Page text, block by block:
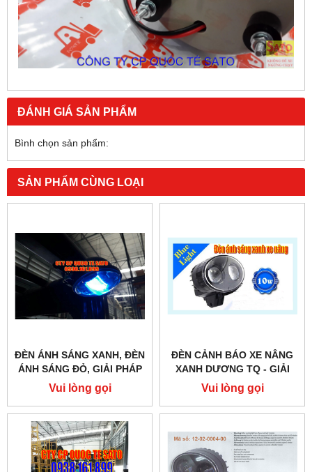
ĐÁNH GIÁ SẢN PHẨM
Bình chọn sản phẩm:
SẢN PHẨM CÙNG LOẠI
ĐÈN ÁNH SÁNG XANH, ĐÈN
ÁNH SÁNG ĐỎ, GIẢI PHÁP
AN TOÀN XE NÂNG - BLUE
/RED SAFETY SPOT
Vui lòng gọi
ĐÈN CẢNH BÁO XE NÂNG
XANH DƯƠNG TQ - GIẢI
PHÁP AN TOÀN XE NÂNG -
BLUE SAFETY SPOT
Vui lòng gọi